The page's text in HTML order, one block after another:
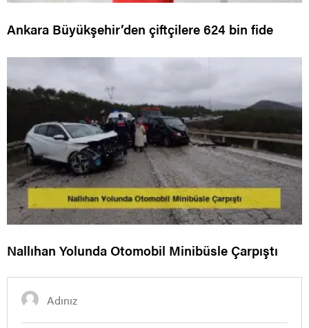
Ankara Büyükşehir’den çiftçilere 624 bin fide
Nallıhan Yolunda Otomobil Minibüsle Çarpıştı